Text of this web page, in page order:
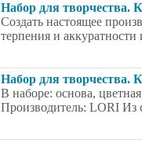
Набор для творчества.
Создать настоящее
терпения и аккуратности
Набор для творчества.
В наборе: основа,
Производитель: LORI Из